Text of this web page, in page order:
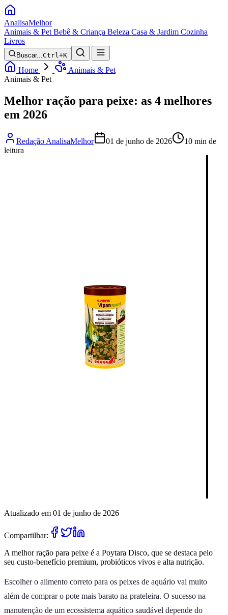
AnalisaMelhor
Animais & Pet Bebê & Criança Beleza Casa & Jardim Cozinha
Livros
Buscar...Ctrl+K
Home
Animais & Pet
Animais & Pet
Melhor ração para peixe: as 4 melhores
em 2026
Redação AnalisaMelhor 01 de junho de 2026
10 min de
leitura
Atualizado em 01 de junho de 2026
Compartilhar:
A melhor ração para peixe é a Poytara Disco, que se destaca pelo
seu custo-benefício premium, probióticos vivos e alta nutrição.
Escolher o alimento correto para os peixes de aquário vai muito
além de comprar o pote mais barato na prateleira. O sucesso na
manutenção de um ecossistema aquático saudável depende do